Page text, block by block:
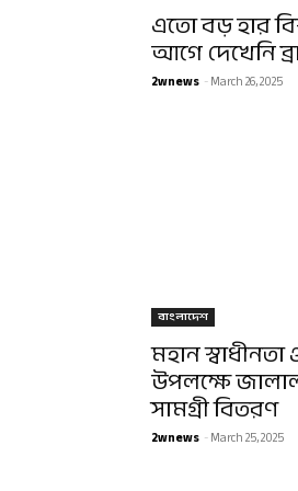
এতো বড় হার
আগে দেখেনি
2wnews -March 26, 2025
বাংলাদেশ
মহান
উপলক্ষে
সামগ্রী বিতরণ
2wnews -March 25, 2025